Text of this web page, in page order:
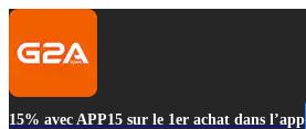
15% avec APP15 sur le 1er achat dans l’app